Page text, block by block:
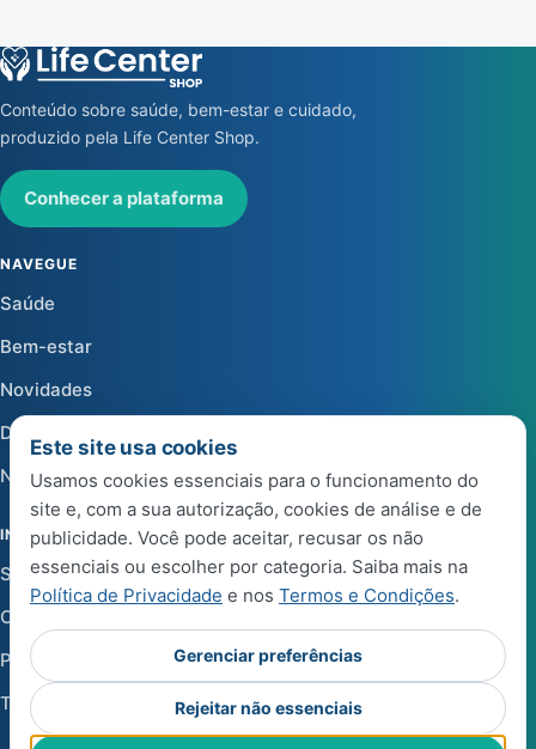
Conteúdo sobre saúde, bem-estar e cuidado,
produzido pela Life Center Shop.
Conhecer a plataforma
NAVEGUE
Saúde
Bem-estar
Novidades
Dicas
Notícias
INSTITUCIONAL
Sobre a Life Center Shop
Central de Ajuda
Política de Privacidade
Termos e Condições de Uso
Este site usa cookies
Usamos cookies essenciais para o funcionamento do
site e, com a sua autorização, cookies de análise e de
publicidade. Você pode aceitar, recusar os não
essenciais ou escolher por categoria. Saiba mais na
Política de Privacidade e nos Termos e Condições.
Gerenciar preferências
Rejeitar não essenciais